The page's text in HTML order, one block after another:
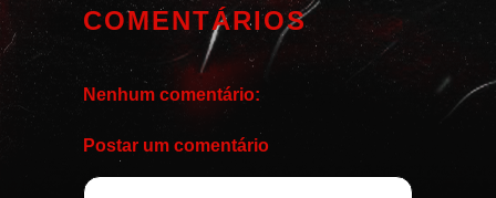
COMENTÁRIOS
Nenhum comentário:
Postar um comentário